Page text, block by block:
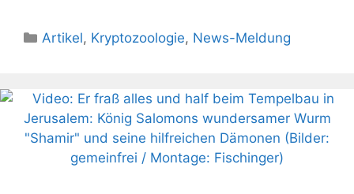
Kategorien
Artikel, Kryptozoologie, News-Meldung